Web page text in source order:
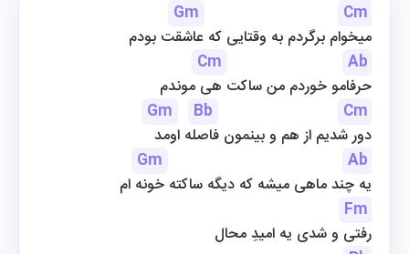
Gm
Cm
میخوام برگردم به وقتایی که عاشقت بودم
Cm
Ab
حرفامو خوردم من ساکت هی موندم
Gm
Bb
Cm
دور شدیم از هم و بینمون فاصله اومد
Gm
Ab
یه چند ماهی میشه که دیگه ساکته خونه ام
Fm
رفتی و شدی یه امیدِ محال